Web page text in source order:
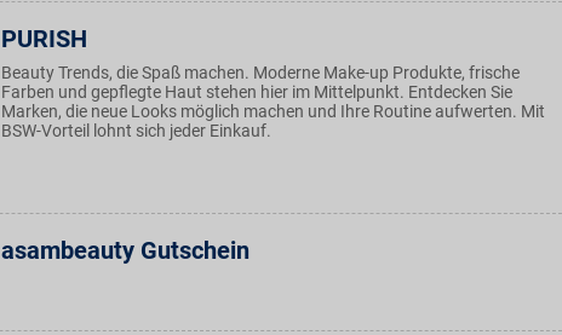
PURISH
Beauty Trends, die Spaß machen. Moderne Make-up Produkte, frische
Farben und gepflegte Haut stehen hier im Mittelpunkt. Entdecken Sie
Marken, die neue Looks möglich machen und Ihre Routine aufwerten. Mit
BSW-Vorteil lohnt sich jeder Einkauf.
asambeauty Gutschein